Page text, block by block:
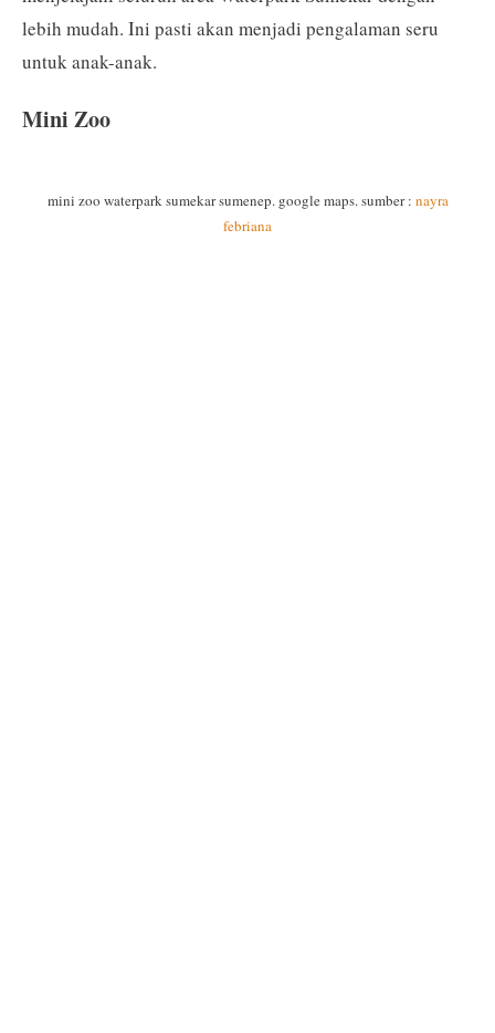
lebih mudah. Ini pasti akan menjadi pengalaman seru
untuk anak-anak.
Mini Zoo
mini zoo waterpark sumekar sumenep. google maps. sumber : nayra
febriana